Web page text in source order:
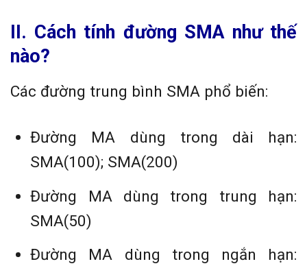
II. Cách tính đường SMA như thế
nào?
Các đường trung bình SMA phổ biến:
Đường MA dùng trong dài hạn:
SMA(100); SMA(200)
Đường MA dùng trong trung hạn:
SMA(50)
Đường MA dùng trong ngắn hạn: